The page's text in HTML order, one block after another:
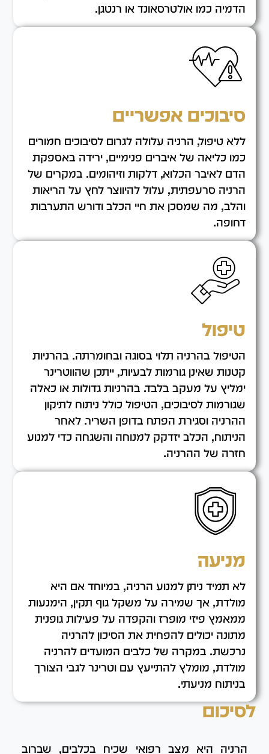
הדמיה כמו אולטרסאונד או רנטגן.
סיבוכים אפשריים
ללא טיפול, הרניה עלולה לגרום לסיבוכים חמורים
כמו כליאה של איברים פנימיים, ירידה באספקת
הדם לאיבר הכלוא, דלקות וזיהומים. במקרים של
הרניה סרעפתית, עלול להיווצר לחץ על הריאות
והלב, מה שמסכן את חיי הכלב ודורש התערבות
דחופה.
טיפול
הטיפול בהרניה תלוי בסוגה ובחומרתה. בהרניות
קטנות שאינן גורמות לבעיות, ייתכן שהווטרינר
ימליץ על מעקב בלבד. בהרניות גדולות או כאלה
שגורמות לסיבוכים, הטיפול כולל ניתוח לתיקון
ההרניה וסגירת הפתח בדופן השריר. לאחר
הניתוח, הכלב יזדקק למנוחה והשגחה כדי למנוע
חזרה של ההרניה.
מניעה
לא תמיד ניתן למנוע הרניה, במיוחד אם היא
מולדת, אך שמירה על משקל גוף תקין, הימנעות
ממאמץ פיזי מופרז והקפדה על פעילות גופנית
מתונה יכולים להפחית את הסיכון להרניה
נרכשת. במקרה של כלבים המועדים להרניה
מולדת, מומלץ להתייעץ עם וטרינר לגבי הצורך
בניתוח מניעתי.
לסיכום
הרניה היא מצב רפואי שכיח בכלבים, שברוב